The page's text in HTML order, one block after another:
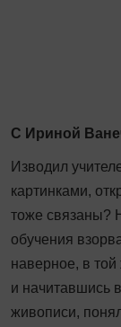
С Ириной
Изводил
картинками,
тоже связаны?
обучения
наверное, в
и начитавшись
живописи,